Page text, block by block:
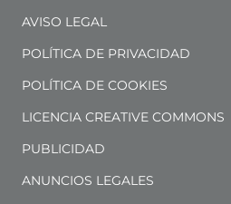
AVISO LEGAL
POLÍTICA DE PRIVACIDAD
POLÍTICA DE COOKIES
LICENCIA CREATIVE COMMONS
PUBLICIDAD
ANUNCIOS LEGALES